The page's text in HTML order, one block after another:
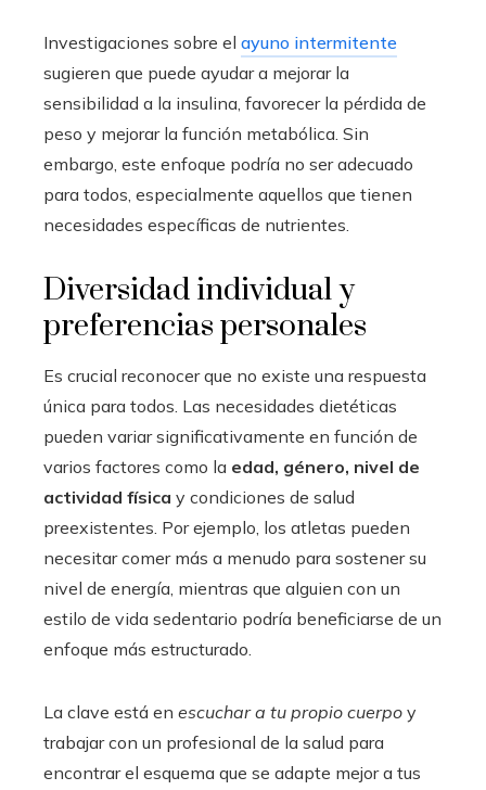
Investigaciones sobre el ayuno intermitente
sugieren que puede ayudar a mejorar la
sensibilidad a la insulina, favorecer la pérdida de
peso y mejorar la función metabólica. Sin
embargo, este enfoque podría no ser adecuado
para todos, especialmente aquellos que tienen
necesidades específicas de nutrientes.
Diversidad individual y
preferencias personales
Es crucial reconocer que no existe una respuesta
única para todos. Las necesidades dietéticas
pueden variar significativamente en función de
varios factores como la edad, género, nivel de
actividad física y condiciones de salud
preexistentes. Por ejemplo, los atletas pueden
necesitar comer más a menudo para sostener su
nivel de energía, mientras que alguien con un
estilo de vida sedentario podría beneficiarse de un
enfoque más estructurado.
La clave está en escuchar a tu propio cuerpo y
trabajar con un profesional de la salud para
encontrar el esquema que se adapte mejor a tus